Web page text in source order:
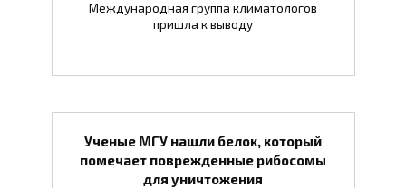
Международная группа климатологов
пришла к выводу
Ученые МГУ нашли белок, который
помечает поврежденные рибосомы
для уничтожения